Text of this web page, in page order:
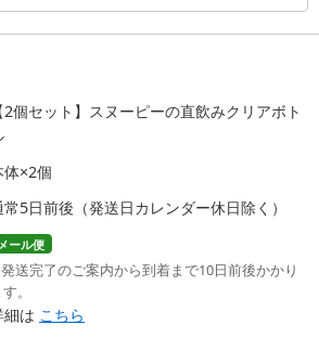
2個セット】スヌーピーの直飲みクリアボト
体×2個
常5日前後（発送日カレンダー休日除く）
メール便
送完了のご案内から到着まで10日前後かかり
。
細は こちら